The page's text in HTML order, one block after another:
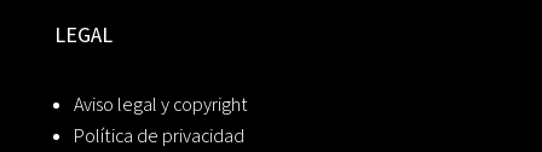
LEGAL
Aviso legal y copyright
Política de privacidad